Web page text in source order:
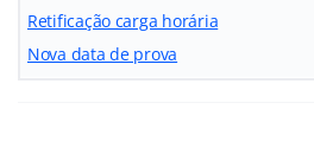
Retificação carga horária
Nova data de prova